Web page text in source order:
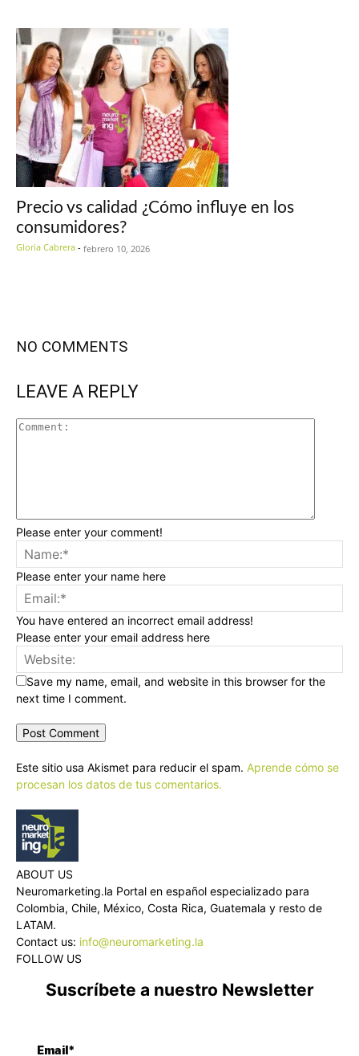
Precio vs calidad ¿Cómo influye en los
consumidores?
Gloria Cabrera - febrero 10, 2026
NO COMMENTS
LEAVE A REPLY
Please enter your comment!
Please enter your name here
You have entered an incorrect email address!
Please enter your email address here
Save my name, email, and website in this browser for the
next time I comment.
Este sitio usa Akismet para reducir el spam. Aprende cómo se
procesan los datos de tus comentarios.
ABOUT US
Neuromarketing.la Portal en español especializado para
Colombia, Chile, México, Costa Rica, Guatemala y resto de
LATAM.
Contact us: info@neuromarketing.la
FOLLOW US
Suscríbete a nuestro Newsletter